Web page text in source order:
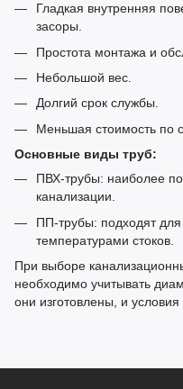
Гладкая внутренняя
засоры.
Простота монтажа и
Небольшой вес.
Долгий срок службы.
Меньшая стоимость по
Основные виды труб:
ПВХ-трубы: наиболее
канализации.
ПП-трубы: подходят
температурами стоков.
При выборе
необходимо учитывать
они изготовлены, и условия